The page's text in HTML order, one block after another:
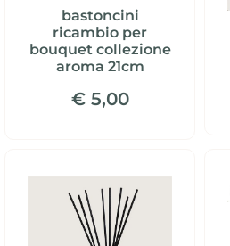
bastoncini
ricambio per
bouquet collezione
aroma 21cm
€ 5,00